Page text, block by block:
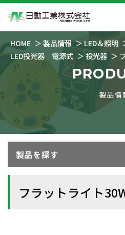
HOME 製品情報 LED＆照明
LED投光器 電源式
投光器
製品情
製品を探す
フラットライト